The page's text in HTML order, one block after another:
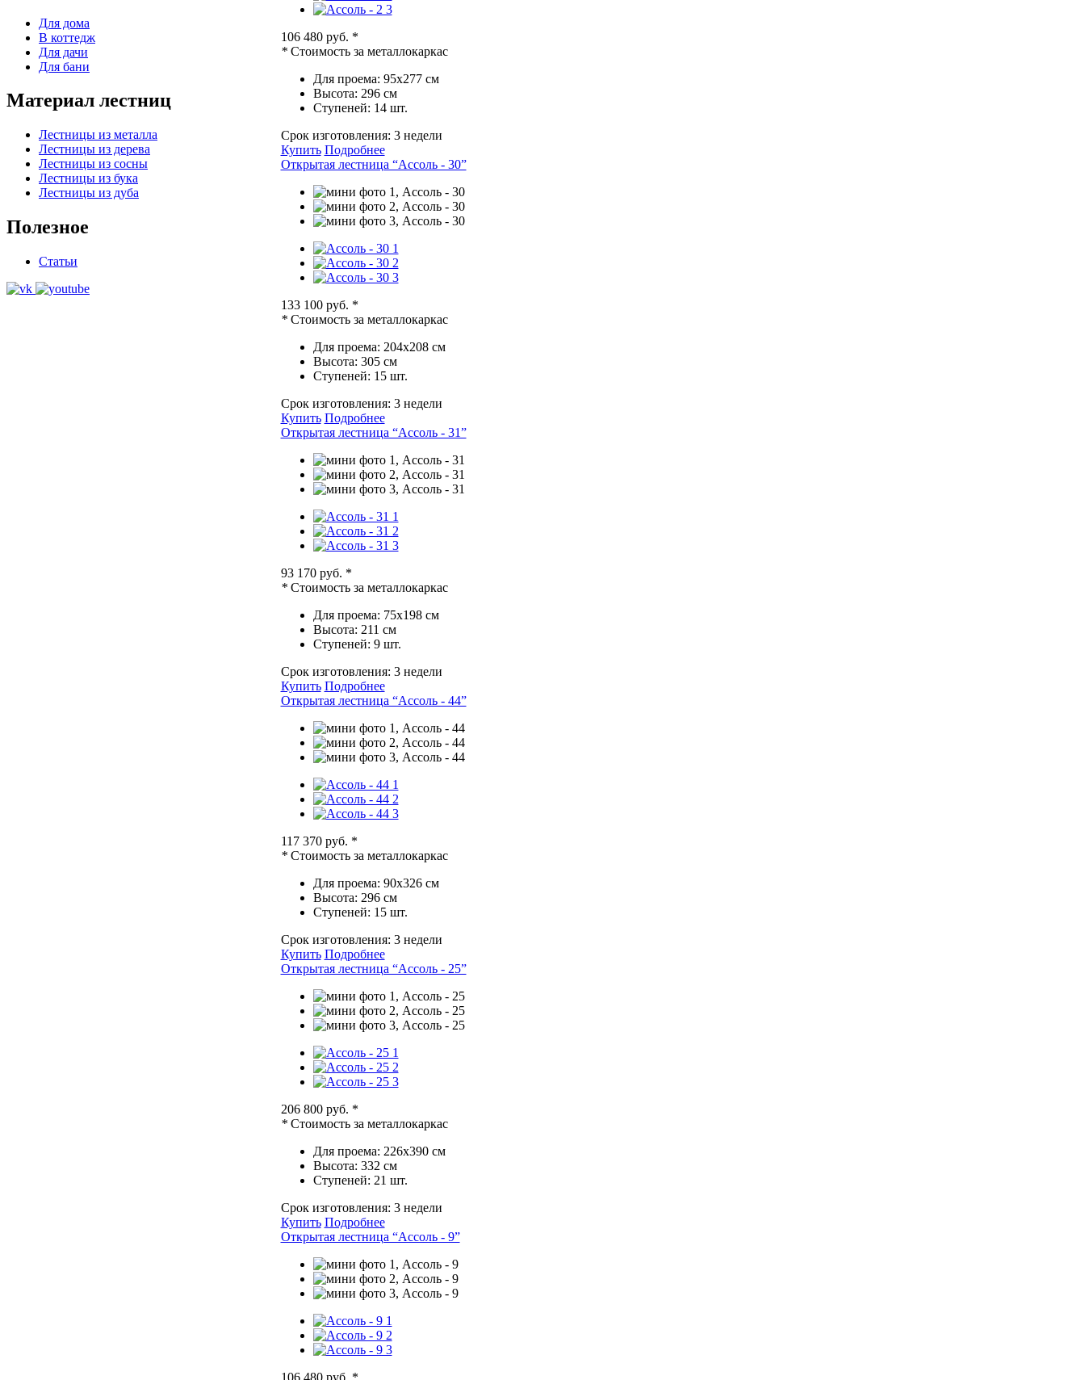
Для дома
В коттедж
Для дачи
Для бани
Материал лестниц
Лестницы из металла
Лестницы из дерева
Лестницы из сосны
Лестницы из бука
Лестницы из дуба
Полезное
Статьи
106 480 руб. *
*Стоимость за металлокаркас
Для проема: 95х277 см
Высота: 296 см
Ступеней: 14 шт.
Срок изготовления: 3 недели
Купить Подробнее
Открытая лестница “Ассоль - 30”
133 100 руб. *
*Стоимость за металлокаркас
Для проема: 204х208 см
Высота: 305 см
Ступеней: 15 шт.
Срок изготовления: 3 недели
Купить Подробнее
Открытая лестница “Ассоль - 31”
93 170 руб. *
*Стоимость за металлокаркас
Для проема: 75х198 см
Высота: 211 см
Ступеней: 9 шт.
Срок изготовления: 3 недели
Купить Подробнее
Открытая лестница “Ассоль - 44”
117 370 руб. *
*Стоимость за металлокаркас
Для проема: 90х326 см
Высота: 296 см
Ступеней: 15 шт.
Срок изготовления: 3 недели
Купить Подробнее
Открытая лестница “Ассоль - 25”
206 800 руб. *
*Стоимость за металлокаркас
Для проема: 226х390 см
Высота: 332 см
Ступеней: 21 шт.
Срок изготовления: 3 недели
Купить Подробнее
Открытая лестница “Ассоль - 9”